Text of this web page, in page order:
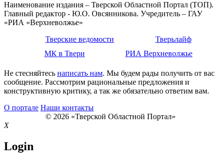
Наименование издания – Тверской Областной Портал (ТОП).
Главный редактор - Ю.О. Овсянникова. Учредитель – ГАУ
«РИА «Верхневолжье»
Тверские ведомости
Тверьлайф
МК в Твери
РИА Верхневолжье
Не стесняйтесь написать нам. Мы будем рады получить от вас
сообщение. Рассмотрим рациональные предложения и
конструктивную критику, а так же обязательно ответим вам.
О портале Наши контакты
© 2026 «Тверской Областной Портал»
X
Login